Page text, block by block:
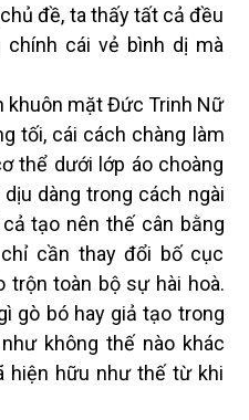
đề, ta thấy tất cả đều
cái vẻ bình dị mà
khuôn mặt Đức Trinh Nữ
tối, cái cách chàng làm
thể dưới lớp áo choàng
dàng trong cách ngài
tạo nên thế cân bằng
cần thay đổi bố cục
trộn toàn bộ sự hài hoà.
gò bó hay giả tạo trong
không thế nào khác
hiện hữu như thế từ khi